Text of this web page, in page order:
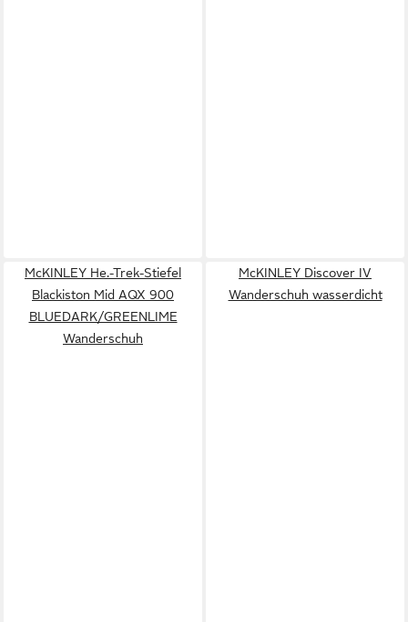
McKINLEY He.-Trek-Stiefel
Blackiston Mid AQX 900
BLUEDARK/GREENLIME
Wanderschuh
McKINLEY Discover IV
Wanderschuh wasserdicht